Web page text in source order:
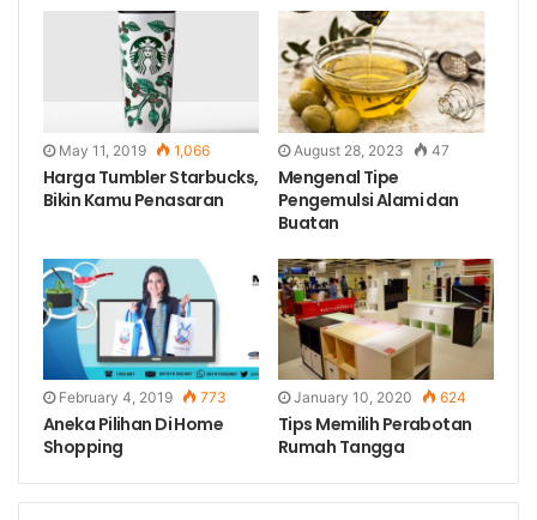
May 11, 2019 1,066
Harga Tumbler Starbucks,
Bikin Kamu Penasaran
August 28, 2023 47
Mengenal Tipe
Pengemulsi Alami dan
Buatan
February 4, 2019 773
Aneka Pilihan Di Home
Shopping
January 10, 2020 624
Tips Memilih Perabotan
Rumah Tangga